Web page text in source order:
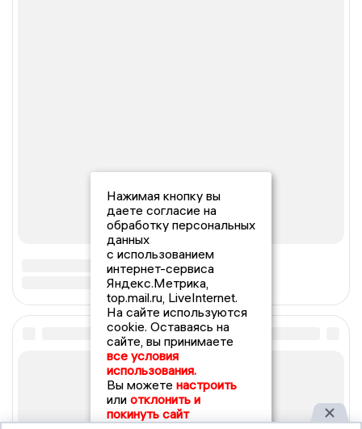
Нажимая кнопку вы
даете согласие на
обработку персональных
данных
с использованием
интернет-сервиса
Яндекс.Метрика,
top.mail.ru, LiveInternet.
На сайте используются
cookie. Оставаясь на
сайте, вы принимаете
все условия
использования.
Вы можете настроить
или отклонить и
покинуть сайт